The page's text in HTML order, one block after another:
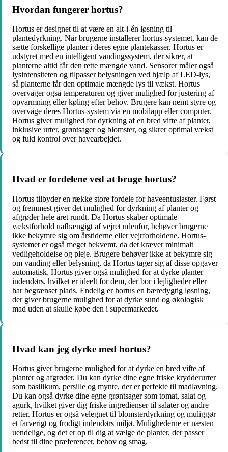
Hvordan fungerer hortus?
Hortus er designet til at være en alt-i-én løsning til
plantedyrkning. Når brugerne installerer hortus-systemet, kan de
sætte forskellige planter i deres egne plantekasser. Hortus er
udstyret med en intelligent vandingssystem, der sikrer, at
planterne altid får den rette mængde vand. Sensorer måler også
lysintensiteten og tilpasser belysningen ved hjælp af LED-lys,
så planterne får den optimale mængde lys til vækst. Hortus
overvåger også temperaturen og giver mulighed for justering af
opvarmning eller køling efter behov. Brugere kan nemt styre og
overvåge deres Hortus-system via en mobilapp eller computer.
Hortus giver mulighed for dyrkning af en bred vifte af planter,
inklusive urter, grøntsager og blomster, og sikrer optimal vækst
og fuld kontrol over havearbejdet.
Hvad er fordelene ved at bruge hortus?
Hortus tilbyder en række store fordele for haveentusiaster. Først
og fremmest giver det mulighed for dyrkning af planter og
afgrøder hele året rundt. Da Hortus skaber optimale
vækstforhold uafhængigt af vejret udenfor, behøver brugerne
ikke bekymre sig om årstiderne eller vejrforholdene. Hortus-
systemet er også meget bekvemt, da det kræver minimalt
vedligeholdelse og pleje. Brugere behøver ikke at bekymre sig
om vanding eller belysning, da Hortus tager sig af disse opgaver
automatisk. Hortus giver også mulighed for at dyrke planter
indendørs, hvilket er ideelt for dem, der bor i lejligheder eller
har begrænset plads. Endelig er hortus en bæredygtig løsning,
der giver brugerne mulighed for at dyrke sund og økologisk
mad uden at skulle købe den i supermarkedet.
Hvad kan jeg dyrke med hortus?
Hortus giver brugerne mulighed for at dyrke en bred vifte af
planter og afgrøder. Du kan dyrke dine egne friske krydderurter
som basilikum, persille og mynte, der er perfekte til madlavning.
Du kan også dyrke dine egne grøntsager som tomat, salat og
agurk, hvilket giver dig friske ingredienser til salater og andre
retter. Hortus er også velegnet til blomsterdyrkning og muliggør
et farverigt og frodigt indendørs miljø. Mulighederne er næsten
uendelige, og det er op til dig at vælge de planter, der passer
bedst til dine præferencer, behov og smag.